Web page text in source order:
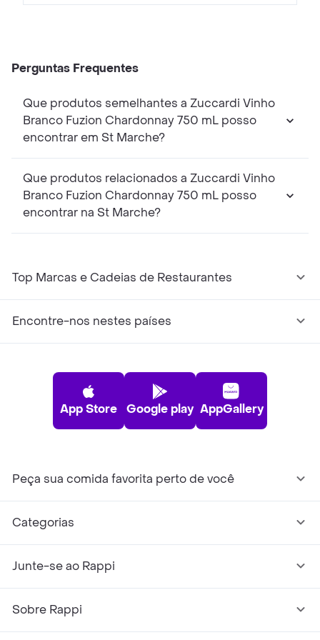
Perguntas Frequentes
Que produtos semelhantes a Zuccardi Vinho
Branco Fuzion Chardonnay 750 mL posso
encontrar em St Marche?
Que produtos relacionados a Zuccardi Vinho
Branco Fuzion Chardonnay 750 mL posso
encontrar na St Marche?
Top Marcas e Cadeias de Restaurantes
Encontre-nos nestes países
App Store Google play AppGallery
Peça sua comida favorita perto de você
Categorias
Junte-se ao Rappi
Sobre Rappi